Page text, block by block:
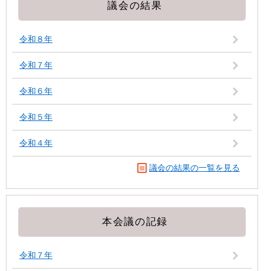
議会の結果
令和８年
令和７年
令和６年
令和５年
令和４年
議会の結果の一覧を見る
本会議の記録
令和７年